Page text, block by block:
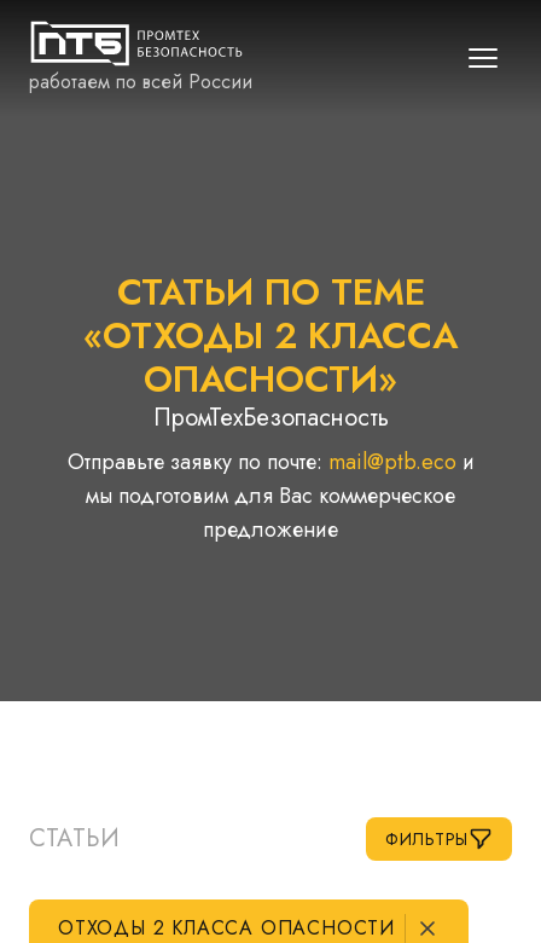
работаем по всей России
СТАТЬИ ПО ТЕМЕ
«ОТХОДЫ 2 КЛАССА
ОПАСНОСТИ»
ПромТехБезопасность
Отправьте заявку по почте: mail@ptb.eco и
мы подготовим для Вас коммерческое
предложение
СТАТЬИ ФИЛЬТРЫ
ОТХОДЫ 2 КЛАССА ОПАСНОСТИ